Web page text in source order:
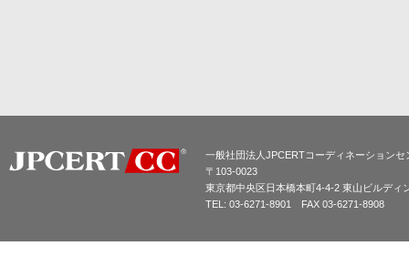
一般社団法人JPCERTコーディネーションセ
〒103-0023
東京都中央区日本橋本町4-4-2 東山ビルディ
TEL: 03-6271-8901 FAX 03-6271-8908